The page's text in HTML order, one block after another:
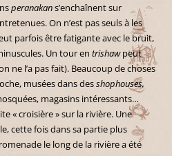
peranakans’enchaînent sur
On n’est pas seuls à les
parfois être fatigante avec le bruit,
Un tour en trishawpeut
ne l’a pas fait). Beaucoup de choses
musées dans desshophouses,
magasins intéressants…
« croisière » sur la rivière. Une
cette fois dans sa partie plus
le long de la rivière a été